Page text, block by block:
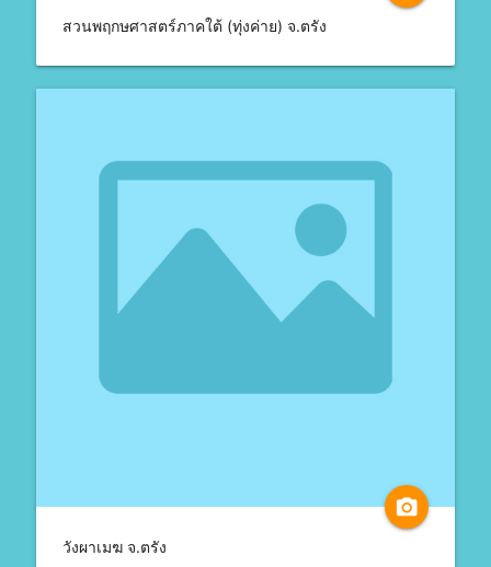
สวนพฤกษศาสตร์ภาคใต้ (ทุ่งค่าย) จ.ตรัง
camera_alt
วังผาเมฆ จ.ตรัง